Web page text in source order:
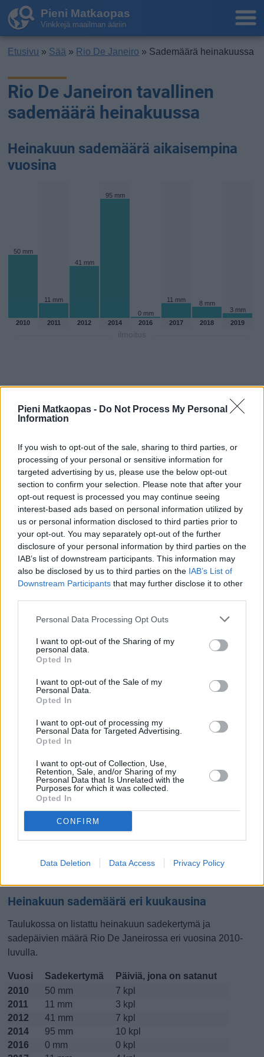
Pieni Matkaopas - Do Not Process My Personal
Information
If you wish to opt-out of the sale, sharing to third parties, or
processing of your personal or sensitive information for
targeted advertising by us, please use the below opt-out
section to confirm your selection. Please note that after your
opt-out request is processed you may continue seeing
interest-based ads based on personal information utilized by
us or personal information disclosed to third parties prior to
your opt-out. You may separately opt-out of the further
disclosure of your personal information by third parties on the
IAB’s list of downstream participants. This information may
also be disclosed by us to third parties on the IAB’s List of
Downstream Participants that may further disclose it to other
Personal Data Processing Opt Outs
I want to opt-out of the Sharing of my
personal data.
Opted In
I want to opt-out of the Sale of my
Personal Data.
Opted In
I want to opt-out of processing my
Personal Data for Targeted Advertising.
Opted In
I want to opt-out of Collection, Use,
Retention, Sale, and/or Sharing of my
Personal Data that Is Unrelated with the
Purposes for which it was collected.
Opted In
CONFIRM
Data Deletion Data Access Privacy Policy
Pieni Matkaopas
Vinkkejä maailman ääriin
Etusivu » Sää » Rio De Janeiro » Sademäärä heinakuussa
Rio De Janeiron tavallinen
sademäärä heinakuussa
Heinakuun sademäärä aikaisempina
vuosina
50 mm
11 mm
41 mm
95 mm
0 mm
11 mm
8 mm
3 mm
2010
2011 2012 2014 2016 2017 2018 2019
Sadepäivien määärä heinakuussa
aikaisempina vuosina
3 kpl
7 kpl
2011 2012 2014 2016 2018
Entä muut kuukaudet? Miten paljon Rio De
Janeirossa on satanut...
Tammikuussa
Huhtikuussa Toukokuussa Kesäkuussa
Heinäkuussa Elokuussa Syyskuussa
Lokakuussa Marraskuussa Joulukuussa
Kiinnostavatko lämpötilat?
Katso miten lämmintä Rio De Janeirossa on ollut
Heinakuun sademäärä eri kuukausina
Taulukossa on listattu heinakuun sadekertymä ja
sadepäivien määrä Rio De Janeirossa eri vuosina 2010-
luvulla.
Vuosi Sadekertymä
Päiviä, jona on satanut
2010
50 mm
7 kpl
2011
11 mm
3 kpl
2012
41 mm
7 kpl
2014
95 mm
10 kpl
2016
0 mm
0 kpl